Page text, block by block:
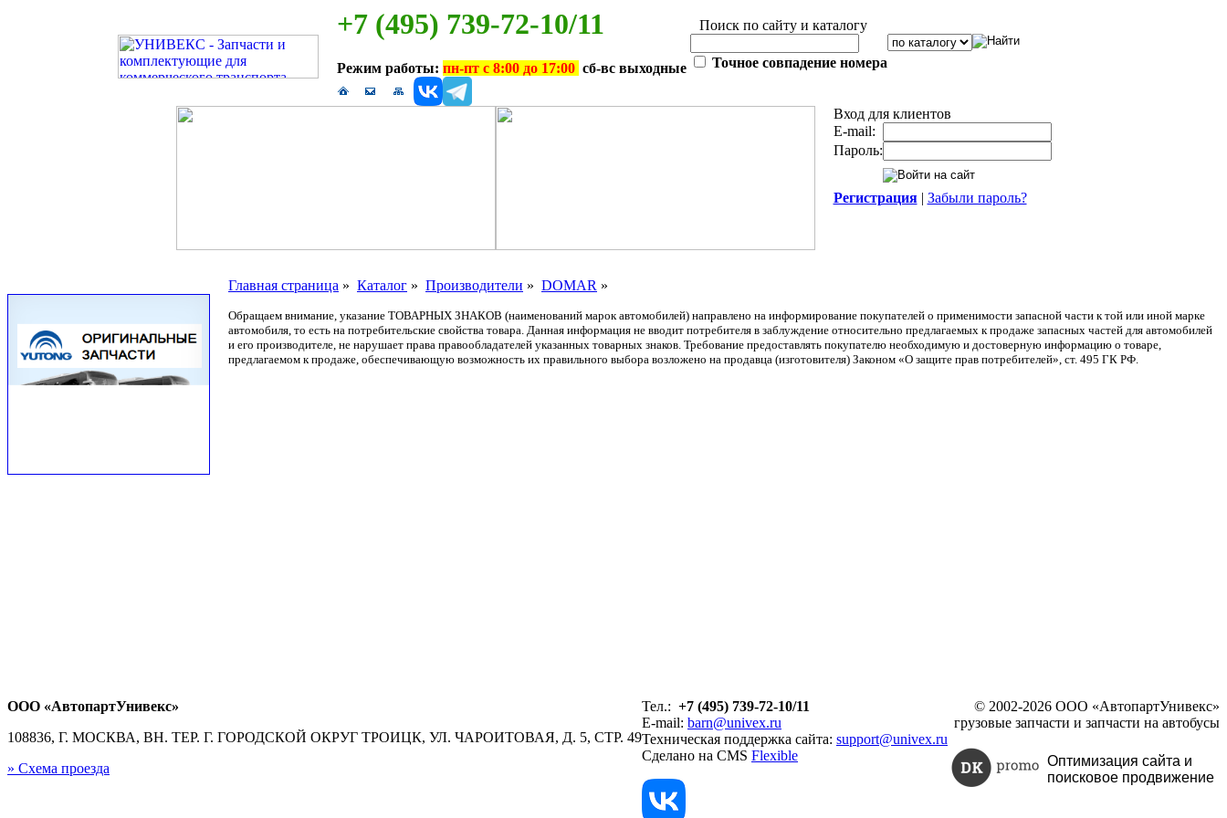
+7 (495) 739-72-10/11
Режим работы: пн-пт с 8:00 до 17:00 сб-вс выходные
Поиск по сайту и каталогу
Точное совпадение номера
Вход для клиентов
E-mail:
Пароль:
Регистрация| Забыли пароль?
Главная страница » Каталог » Производители » DOMAR »
Обращаем внимание, указание ТОВАРНЫХ ЗНАКОВ (наименований марок автомобилей) направлено на информирование покупателей о применимости запасной части к той или иной марке
автомобиля, то есть на потребительские свойства товара. Данная информация не вводит потребителя в заблуждение относительно предлагаемых к продаже запасных частей для автомобилей
и его производителе, не нарушает права правообладателей указанных товарных знаков. Требование предоставлять покупателю необходимую и достоверную информацию о товаре,
предлагаемом к продаже, обеспечивающую возможность их правильного выбора возложено на продавца (изготовителя) Законом «О защите прав потребителей», ст. 495 ГК РФ.
ООО «АвтопартУнивекс»
108836, Г. МОСКВА, ВН. ТЕР. Г. ГОРОДСКОЙ ОКРУГ ТРОИЦК, УЛ. ЧАРОИТОВАЯ, Д. 5, СТР. 49
» Схема проезда
Тел.: +7 (495) 739-72-10/11
E-mail: barn@univex.ru
Техническая поддержка сайта: support@univex.ru
Сделано на CMS Flexible
© 2002-2026 ООО «АвтопартУнивекс»
грузовые запчасти и запчасти на автобусы
Оптимизация сайта и
поисковое продвижение